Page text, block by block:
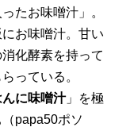
たお味噌汁」。
お味噌汁。甘い
化酵素を持って
っている。
んに味噌汁」を極
papa50ポソ